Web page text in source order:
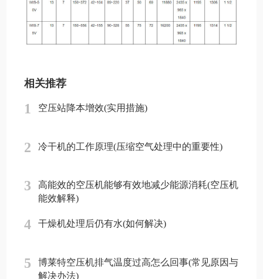
相关推荐
1 空压站降本增效(实用措施)
2 冷干机的工作原理(压缩空气处理中的重要性)
3
高能效的空压机能够有效地减少能源消耗(空压机
能效解释)
4 干燥机处理后仍有水(如何解决)
5
博莱特空压机排气温度过高怎么回事(常见原因与
解决办法)